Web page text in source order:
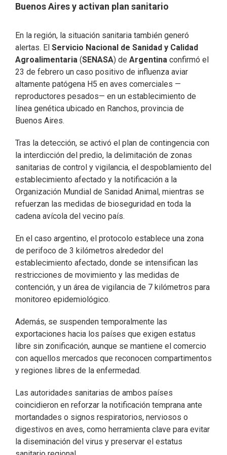
Buenos Aires y activan plan sanitario
En la región, la situación sanitaria también generó
alertas. El Servicio Nacional de Sanidad y Calidad
Agroalimentaria (SENASA) de Argentina confirmó el
23 de febrero un caso positivo de influenza aviar
altamente patógena H5 en aves comerciales —
reproductores pesados— en un establecimiento de
línea genética ubicado en Ranchos, provincia de
Buenos Aires.
Tras la detección, se activó el plan de contingencia con
la interdicción del predio, la delimitación de zonas
sanitarias de control y vigilancia, el despoblamiento del
establecimiento afectado y la notificación a la
Organización Mundial de Sanidad Animal, mientras se
refuerzan las medidas de bioseguridad en toda la
cadena avícola del vecino país.
En el caso argentino, el protocolo establece una zona
de perifoco de 3 kilómetros alrededor del
establecimiento afectado, donde se intensifican las
restricciones de movimiento y las medidas de
contención, y un área de vigilancia de 7 kilómetros para
monitoreo epidemiológico.
Además, se suspenden temporalmente las
exportaciones hacia los países que exigen estatus
libre sin zonificación, aunque se mantiene el comercio
con aquellos mercados que reconocen compartimentos
y regiones libres de la enfermedad.
Las autoridades sanitarias de ambos países
coincidieron en reforzar la notificación temprana ante
mortandades o signos respiratorios, nerviosos o
digestivos en aves, como herramienta clave para evitar
la diseminación del virus y preservar el estatus